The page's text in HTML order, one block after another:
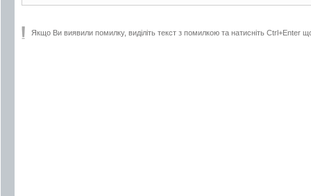
Якщо Ви виявили помилку, виділіть текст з помилкою та натисніть Ctrl+Enter